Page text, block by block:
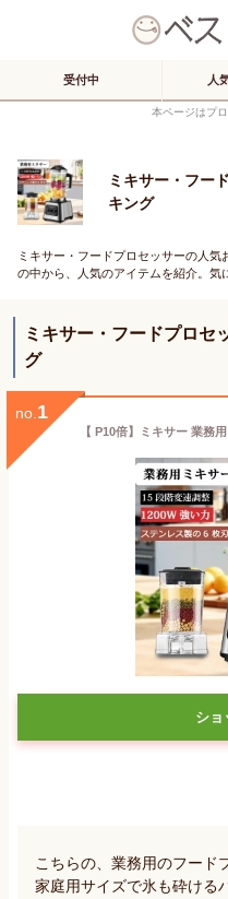
受付中 人
本ページはプ
ミキサー・フー
キング
ミキサー・フードプロセッサーの人
の中から、人気のアイテムを紹介。気
ミキサー・フードプロセ
グ
no. 1
ショ
こちらの、業務用のフード
家庭用サイズで氷も砕ける